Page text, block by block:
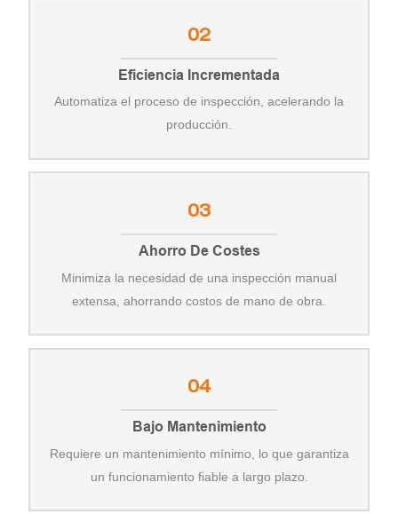
02
Eficiencia Incrementada
Automatiza el proceso de inspección, acelerando la
producción.
03
Ahorro De Costes
Minimiza la necesidad de una inspección manual
extensa, ahorrando costos de mano de obra.
04
Bajo Mantenimiento
Requiere un mantenimiento mínimo, lo que garantiza
un funcionamiento fiable a largo plazo.